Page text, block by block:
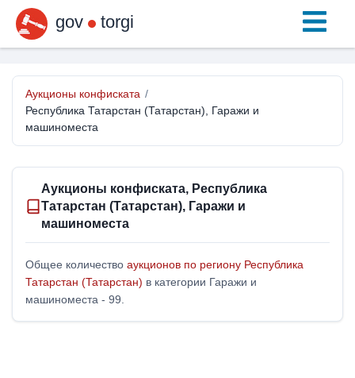
gov torgi
Аукционы конфиската /
Республика Татарстан (Татарстан), Гаражи и
машиноместа
Аукционы конфиската, Республика
Татарстан (Татарстан), Гаражи и
машиноместа
Общее количество аукционов по региону Республика
Татарстан (Татарстан) в категории Гаражи и
машиноместа - 99.